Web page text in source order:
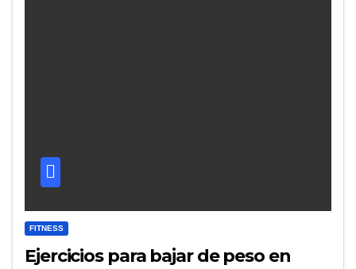
FITNESS
Ejercicios para bajar de peso en